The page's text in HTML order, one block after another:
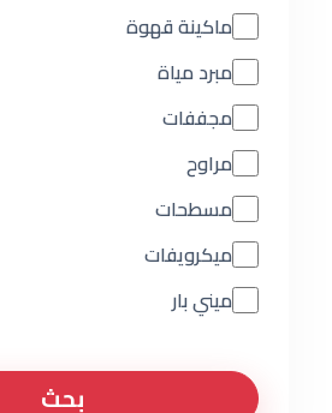
ماكينة قهوة
مبرد مياة
مجففات
مراوح
مسطحات
ميكرويفات
ميني بار
بحث